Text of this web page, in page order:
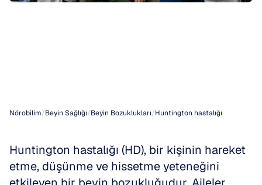
Nörobilim/Beyin Sağlığı/Beyin Bozuklukları/Huntington hastalığı
Huntington hastalığı (HD), bir kişinin hareket
etme, düşünme ve hissetme yeteneğini